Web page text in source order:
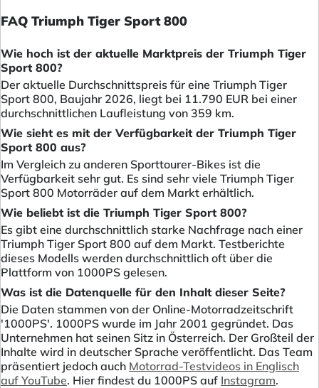
FAQ Triumph Tiger Sport 800
Wie hoch ist der aktuelle Marktpreis der Triumph Tiger
Sport 800?
Der aktuelle Durchschnittspreis für eine Triumph Tiger
Sport 800, Baujahr 2026, liegt bei 11.790 EUR bei einer
durchschnittlichen Laufleistung von 359 km.
Wie sieht es mit der Verfügbarkeit der Triumph Tiger
Sport 800 aus?
Im Vergleich zu anderen Sporttourer-Bikes ist die
Verfügbarkeit sehr gut. Es sind sehr viele Triumph Tiger
Sport 800 Motorräder auf dem Markt erhältlich.
Wie beliebt ist die Triumph Tiger Sport 800?
Es gibt eine durchschnittlich starke Nachfrage nach einer
Triumph Tiger Sport 800 auf dem Markt. Testberichte
dieses Modells werden durchschnittlich oft über die
Plattform von 1000PS gelesen.
Was ist die Datenquelle für den Inhalt dieser Seite?
Die Daten stammen von der Online-Motorradzeitschrift
'1000PS'. 1000PS wurde im Jahr 2001 gegründet. Das
Unternehmen hat seinen Sitz in Österreich. Der Großteil der
Inhalte wird in deutscher Sprache veröffentlicht. Das Team
präsentiert jedoch auch Motorrad-Testvideos in Englisch
auf YouTube. Hier findest du 1000PS auf Instagram.